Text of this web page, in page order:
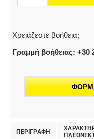
Χρειάζεστε βοήθεια;
Γραμμή βοήθειας: +30
ΠΕΡΙΓΡΑΦΗ